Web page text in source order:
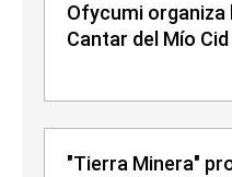
Ofycumi organiza
Cantar del Mío
"Tierra Minera"